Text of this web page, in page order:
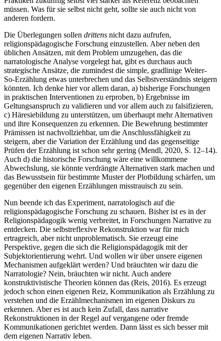
müssen. Was für sie selbst nicht geht, sollte sie auch nicht von
anderen fordern.
Die Überlegungen sollen drittens nicht dazu aufrufen,
religionspädagogische Forschung einzustellen. Aber neben den
üblichen Ansätzen, mit dem Problem umzugehen, das die
narratologische Analyse vorgelegt hat, gibt es durchaus auch
strategische Ansätze, die zumindest die simple, gradlinige Weiter-
So-Erzählung etwas unterbrechen und das Selbstverständnis steigern
könnten. Ich denke hier vor allem daran, a) bisherige Forschungen
in praktischen Interventionen zu erproben, b) Ergebnisse im
Geltungsanspruch zu validieren und vor allem auch zu falsifizieren,
c) Häresiebildung zu unterstützen, um überhaupt mehr Alternativen
und ihre Konsequenzen zu erkennen. Die Bewehrung bestimmter
Prämissen ist nachvollziehbar, um die Anschlussfähigkeit zu
steigern, aber die Variation der Erzählung und das gegenseitige
Prüfen der Erzählung ist schon sehr gering (Mendl, 2020, S. 12–14).
Auch d) die historische Forschung wäre eine willkommene
Abwechslung, sie könnte verdrängte Alternativen stark machen und
das Bewusstsein für bestimmte Muster der Plotbildung schärfen, um
gegenüber den eigenen Erzählungen misstrauisch zu sein.
Nun beende ich das Experiment, narratologisch auf die
religionspädagogische Forschung zu schauen. Bisher ist es in der
Religionspädagogik wenig verbreitet, in Forschungen Narrative zu
entdecken. Die selbstreflexive Rekonstruktion war für mich
ertragreich, aber nicht unproblematisch. Sie erzeugt eine
Perspektive, gegen die sich die Religionspädagogik mit der
Subjektorientierung wehrt. Und wollen wir über unsere eigenen
Mechanismen aufgeklärt werden? Und bräuchten wir dazu die
Narratologie? Nein, bräuchten wir nicht. Auch andere
konstruktivistische Theorien können das (Reis, 2016). Es erzeugt
jedoch schon einen eigenen Reiz, Kommunikation als Erzählung zu
verstehen und die Erzählmechanismen im eigenen Diskurs zu
erkennen. Aber es ist auch kein Zufall, dass narrative
Rekonstruktionen in der Regel auf vergangene oder fremde
Kommunikationen gerichtet werden. Dann lässt es sich besser mit
dem eigenen Narrativ leben.